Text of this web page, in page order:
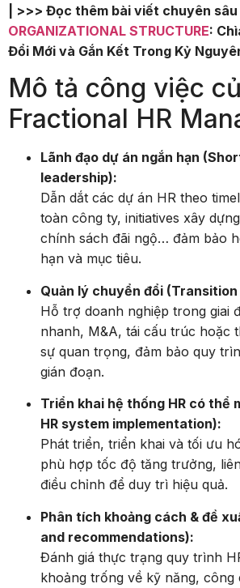
| >>> Đọc thêm bài viết chuyên sâu
ORGANIZATIONAL STRUCTURE:
Đổi Mới và Gắn Kết Trong Kỷ
Mô tả công việc
Fractional HR
Lãnh đạo dự án ngắn hạn
leadership):
Dẫn dắt các dự án HR theo
toàn công ty, initiatives xây
chính sách đãi ngộ… đảm bảo
hạn và mục tiêu.
Quản lý chuyển đổi
Hỗ trợ doanh nghiệp trong giai
nhanh, M&A, tái cấu trúc hoặc
sự quan trọng, đảm bảo quy
gián đoạn.
Triển khai hệ thống HR có thể
HR system implementation):
Phát triển, triển khai và tối ưu
phù hợp tốc độ tăng trưởng,
điều chỉnh để duy trì hiệu quả.
Phân tích khoảng cách & đề
and recommendations):
Đánh giá thực trạng quy trình
khoảng trống về kỹ năng, công